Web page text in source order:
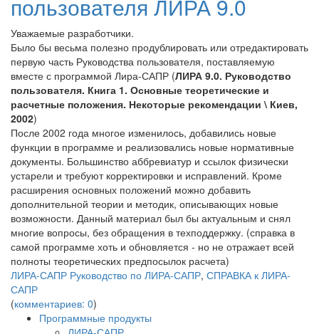
пользователя ЛИРА 9.0
Уважаемые разработчики.
Было бы весьма полезно продублировать или отредактировать
первую часть Руководства пользователя, поставляемую
вместе с программой Лира-САПР (ЛИРА 9.0. Руководство
пользователя. Книга 1. Основные теоретические и
расчетные положения. Некоторые рекомендации \ Киев,
2002)
После 2002 года многое изменилось, добавились новые
функции в программе и реализовались новые нормативные
документы. Большинство аббревиатур и ссылок физически
устарели и требуют корректировки и исправлений. Кроме
расширения основных положений можно добавить
дополнительной теории и методик, описывающих новые
возможности. Данный материал был бы актуальным и снял
многие вопросы, без обращения в техподдержку. (справка в
самой программе хоть и обновляется - но не отражает всей
полноты теоретических предпосылок расчета)
ЛИРА-САПР Руководство по ЛИРА-САПР, СПРАВКА к ЛИРА-
САПР
(комментариев: 0)
Программные продукты